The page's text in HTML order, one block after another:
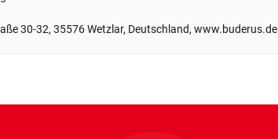
30-32, 35576 Wetzlar, Deutschland, www.buderus.de